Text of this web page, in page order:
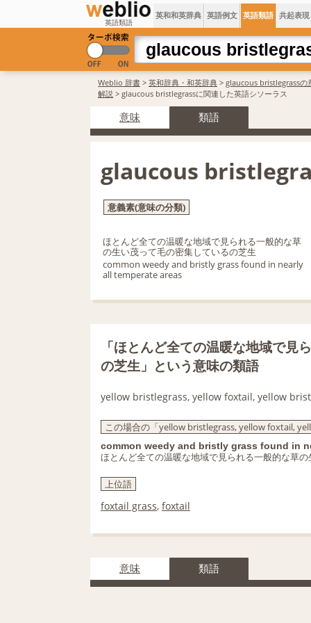
英語類語
英和和英辞典 英語例文 英語類語 共起表現
Weblio 辞書 > 英和辞典・和英辞典 > glaucous bristlegrassの
解説 > glaucous bristlegrassに関連した英語シソーラス
意味 類語
glaucous
意義素(意味の分類)
ほとんど全ての温暖な地域で見られる一般的な草
の生い茂って毛の密集しているの芝生
common weedy and bristly grass found in nearly
all temperate areas
「ほとんど全ての温暖な地域で見
の芝生」という意味の類語
yellow bristlegrass, yellow foxtail, yellow
この場合の「yellow bristlegrass, yellow foxtail,
common weedy and bristly grass found in
ほとんど全ての温暖な地域で見られる一般的な草
上位語
foxtail grass, foxtail
意味 類語